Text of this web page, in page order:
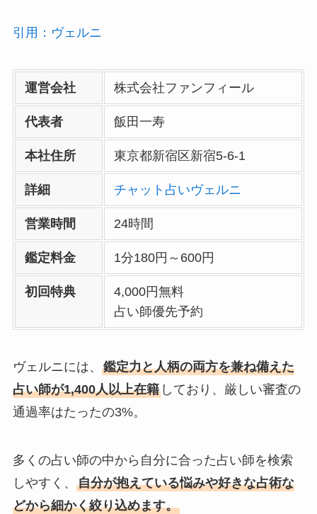
引用：ヴェルニ
運営会社 株式会社ファンフィール
代表者 飯田一寿
本社住所 東京都新宿区新宿5-6-1
詳細 チャット占いヴェルニ
営業時間 24時間
鑑定料金 1分180円～600円
初回特典
4,000円無料
占い師優先予約
ヴェルニには、 鑑定力と人柄の両方を兼ね備えた
占い師が1,400人以上在籍しており、厳しい審査の
通過率はたったの3%。
多くの占い師の中から自分に合った占い師を検索
しやすく、 自分が抱えている悩みや好きな占術な
どから細かく絞り込めます。